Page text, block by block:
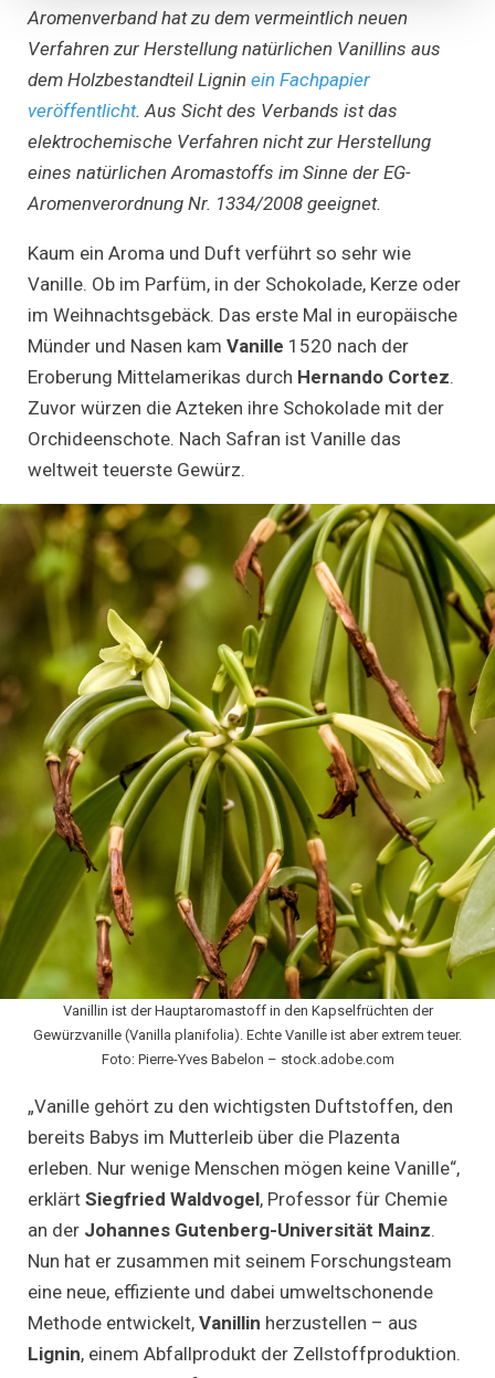
Aromenverband hat zu dem vermeintlich neuen
Verfahren zur Herstellung natürlichen Vanillins aus
dem Holzbestandteil Lignin ein Fachpapier
veröffentlicht. Aus Sicht des Verbands ist das
elektrochemische Verfahren nicht zur Herstellung
eines natürlichen Aromastoffs im Sinne der EG-
Aromenverordnung Nr. 1334/2008 geeignet.
Kaum ein Aroma und Duft verführt so sehr wie
Vanille. Ob im Parfüm, in der Schokolade, Kerze oder
im Weihnachtsgebäck. Das erste Mal in europäische
Münder und Nasen kam Vanille 1520 nach der
Eroberung Mittelamerikas durch Hernando Cortez.
Zuvor würzen die Azteken ihre Schokolade mit der
Orchideenschote. Nach Safran ist Vanille das
weltweit teuerste Gewürz.
Vanillin ist der Hauptaromastoff in den Kapselfrüchten der
Gewürzvanille (Vanilla planifolia). Echte Vanille ist aber extrem teuer.
Foto: Pierre-Yves Babelon – stock.adobe.com
„Vanille gehört zu den wichtigsten Duftstoffen, den
bereits Babys im Mutterleib über die Plazenta
erleben. Nur wenige Menschen mögen keine Vanille“,
erklärt Siegfried Waldvogel, Professor für Chemie
an der Johannes Gutenberg-Universität Mainz.
Nun hat er zusammen mit seinem Forschungsteam
eine neue, effiziente und dabei umweltschonende
Methode entwickelt, Vanillin herzustellen – aus
Lignin, einem Abfallprodukt der Zellstoffproduktion.